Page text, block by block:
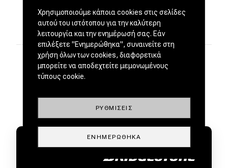
Χρησιμοποιούμε κάποια cookies στις σελίδες
αυτού του ιστότοπου για την καλύτερη
λειτουργία και την ενημέρωσή σας. Εάν
επιλέξετε "Ενημερώθηκα", συναινείτε στη
χρήση όλων των cookies, διαφορετικά
μπορείτε να αποδεχτείτε μεμονωμένους
τύπους cookie.
ΡΥΘΜΊΣΕΙΣ
ΕΝΗΜΕΡΏΘΗΚΑ